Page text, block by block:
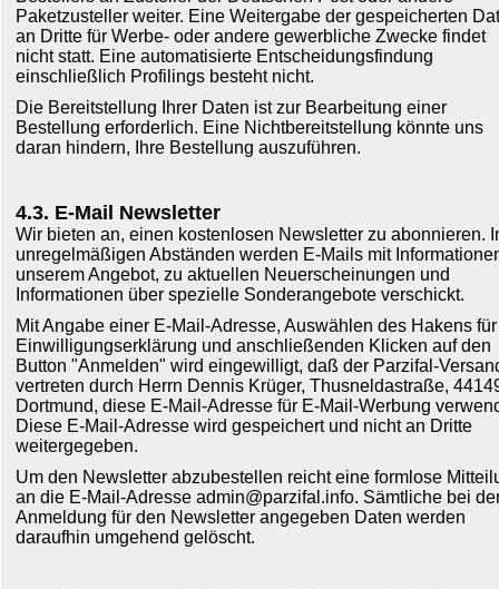
Paketzusteller weiter. Eine Weitergabe der gespeicherten
an Dritte für Werbe- oder andere gewerbliche Zwecke findet
nicht statt. Eine automatisierte Entscheidungsfindung
einschließlich Profilings besteht nicht.
Die Bereitstellung Ihrer Daten ist zur Bearbeitung einer
Bestellung erforderlich. Eine Nichtbereitstellung könnte uns
daran hindern, Ihre Bestellung auszuführen.
4.3. E-Mail Newsletter
Wir bieten an, einen kostenlosen Newsletter zu abonnieren.
unregelmäßigen Abständen werden E-Mails mit
unserem Angebot, zu aktuellen Neuerscheinungen und
Informationen über spezielle Sonderangebote verschickt.
Mit Angabe einer E-Mail-Adresse, Auswählen des Hakens
Einwilligungserklärung und anschließenden Klicken auf den
Button "Anmelden" wird eingewilligt, daß der Parzifal-
vertreten durch Herrn Dennis Krüger, Thusneldastraße,
Dortmund, diese E-Mail-Adresse für E-Mail-Werbung
Diese E-Mail-Adresse wird gespeichert und nicht an Dritte
weitergegeben.
Um den Newsletter abzubestellen reicht eine formlose
an die E-Mail-Adresse admin@parzifal.info. Sämtliche bei
Anmeldung für den Newsletter angegeben Daten werden
daraufhin umgehend gelöscht.